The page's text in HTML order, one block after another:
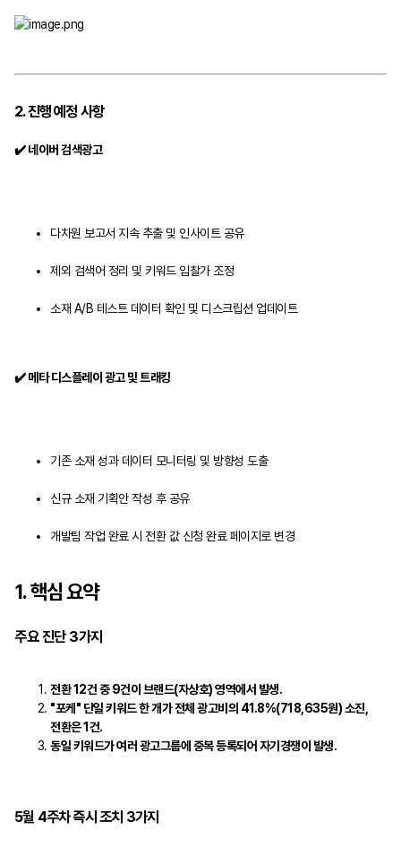
2. 진행 예정 사항
✔️ 네이버 검색광고
다차원 보고서 지속 추출 및 인사이트 공유
제외 검색어 정리 및 키워드 입찰가 조정
소재 A/B 테스트 데이터 확인 및 디스크립션 업데이트
✔️ 메타 디스플레이 광고 및 트래킹
기존 소재 성과 데이터 모니터링 및 방향성 도출
신규 소재 기획안 작성 후 공유
개발팀 작업 완료 시 전환 값 신청 완료 페이지로 변경
1. 핵심 요약
주요 진단 3가지
전환 12건 중 9건이 브랜드(자상호) 영역에서 발생.
"포케" 단일 키워드 한 개가 전체 광고비의 41.8%(718,635원) 소진,
전환은 1건.
동일 키워드가 여러 광고그룹에 중복 등록되어 자기경쟁이 발생.
5월 4주차 즉시 조치 3가지